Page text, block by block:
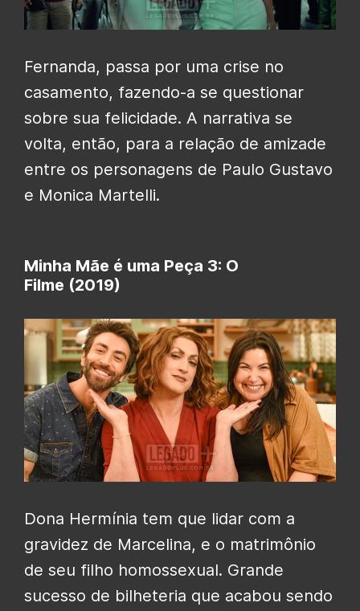
Fernanda, passa por uma crise no
casamento, fazendo-a se questionar
sobre sua felicidade. A narrativa se
volta, então, para a relação de amizade
entre os personagens de Paulo Gustavo
e Monica Martelli.
Minha Mãe é uma Peça 3: O
Filme (2019)
Dona Hermínia tem que lidar com a
gravidez de Marcelina, e o matrimônio
de seu filho homossexual. Grande
sucesso de bilheteria que acabou sendo